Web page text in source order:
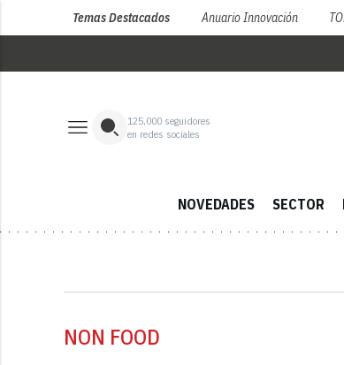
Temas Destacados Anuario Innovación
125,000 seguidores
en redes sociales
NOVEDADES SECTOR
NON FOOD